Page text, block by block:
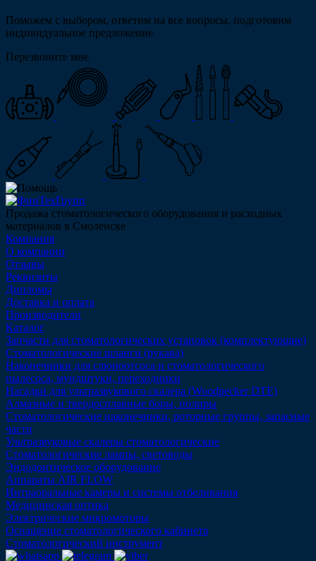
Поможем с выбором, ответим на все вопросы, подготовим
индивидуальное предложение
Перезвоните мне
Продажа стоматологического оборудования и расходных
материалов в Смоленске
Компания
О компании
Отзывы
Реквизиты
Дипломы
Доставка и оплата
Производители
Каталог
Запчасти для стоматологических установок (комплектующие)
Стоматологические шланги (рукава)
Наконечники для слюноотсоса и стоматологического
пылесоса, мундштуки, переходники
Насадки для ультразвукового скалера (Woodpecker DTE)
Алмазные и твердосплавные боры, полиры
Стоматологические наконечники, роторные группы, запасные
части
Ультразвуковые скалеры стоматологические
Стоматологические лампы, световоды
Эндодонтическое оборудование
Аппараты AIR FLOW
Интраоральные камеры и системы отбеливания
Медицинская оптика
Электрические микромоторы
Оснащение стоматологического кабинета
Стоматологический инструмент